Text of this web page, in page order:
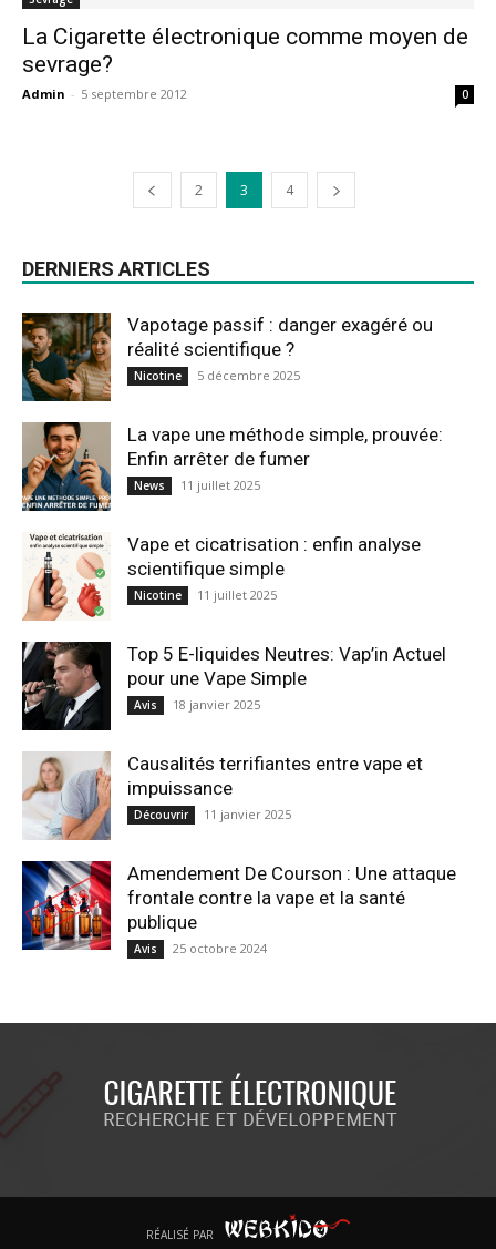
La Cigarette électronique comme moyen de
sevrage?
Admin - 5 septembre 2012 0
2 3 4
DERNIERS ARTICLES
Vapotage passif : danger exagéré ou
réalité scientifique ?
Nicotine 5 décembre 2025
La vape une méthode simple, prouvée:
Enfin arrêter de fumer
News 11 juillet 2025
Vape et cicatrisation : enfin analyse
scientifique simple
Nicotine 11 juillet 2025
Top 5 E-liquides Neutres: Vap’in Actuel
pour une Vape Simple
Avis 18 janvier 2025
Causalités terrifiantes entre vape et
impuissance
Découvrir 11 janvier 2025
Amendement De Courson : Une attaque
frontale contre la vape et la santé
publique
Avis 25 octobre 2024
RÉALISÉ PAR